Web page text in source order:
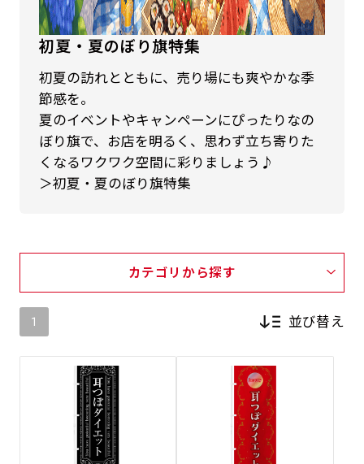
初夏・夏のぼり旗特集
初夏の訪れとともに、売り場にも爽やかな季
節感を。
夏のイベントやキャンペーンにぴったりなの
ぼり旗で、お店を明るく、思わず立ち寄りた
くなるワクワク空間に彩りましょう♪
＞初夏・夏のぼり旗特集
カテゴリから探す
1 並び替え
新着順
価格が安い順